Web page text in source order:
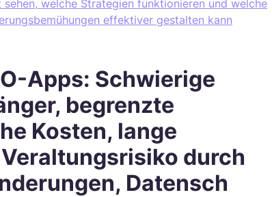
welche Strategien funktionieren und welche
effektiver gestalten kann
Apps: Schwierige
begrenzte
Kosten, lange
durch
Datensch